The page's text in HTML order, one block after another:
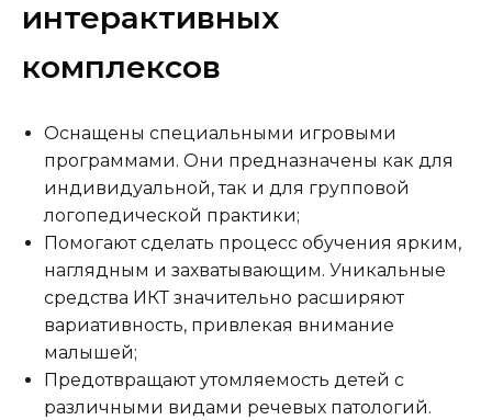
интерактивных
комплексов
Оснащены специальными игровыми
программами. Они предназначены как для
индивидуальной, так и для групповой
логопедической практики;
Помогают сделать процесс обучения ярким,
наглядным и захватывающим. Уникальные
средства ИКТ значительно расширяют
вариативность, привлекая внимание
малышей;
Предотвращают утомляемость детей с
различными видами речевых патологий.